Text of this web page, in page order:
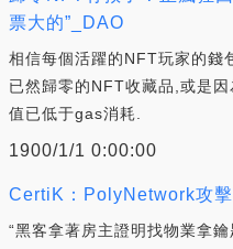
票大的”_DAO
相信每個活躍的NFT玩家的錢
已然歸零的NFT收藏品,或是
值已低于gas消耗.
1900/1/1 0:00:00
CertiK：PolyNetwork攻
“黑客拿著房主證明找物業拿